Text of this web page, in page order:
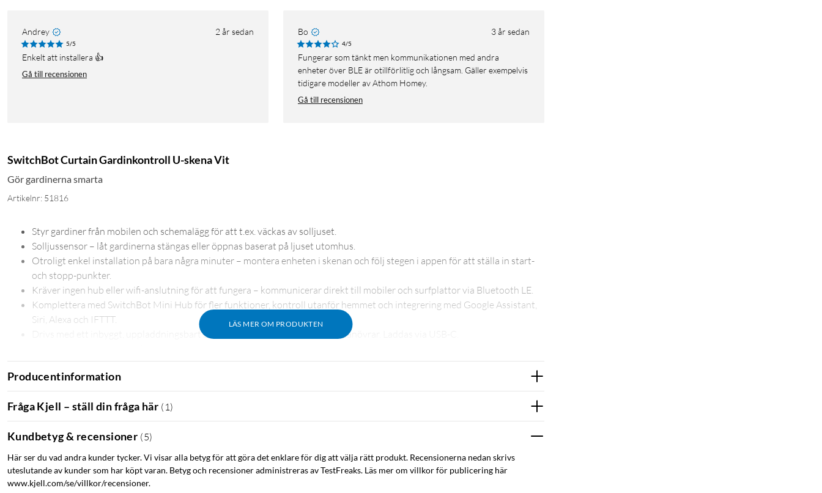
Andrey 2 år sedan
5/5
Enkelt att installera 👍
Gå till recensionen
Bo 3 år sedan
4/5
Fungerar som tänkt men kommunikationen med andra
enheter över BLE är otillförlitlig och långsam. Gäller exempelvis
tidigare modeller av Athom Homey.
Gå till recensionen
SwitchBot Curtain Gardinkontroll U-skena Vit
Gör gardinerna smarta
Artikelnr: 51816
LÄS MER OM PRODUKTEN
Styr gardiner från mobilen och schemalägg för att t.ex. väckas av solljuset.
Solljussensor – låt gardinerna stängas eller öppnas baserat på ljuset utomhus.
Otroligt enkel installation på bara några minuter – montera enheten i skenan och följ stegen i appen för att ställa in start-
och stopp-punkter.
Kräver ingen hub eller wifi-anslutning för att fungera – kommunicerar direkt till mobiler och surfplattor via Bluetooth LE.
Komplettera med SwitchBot Mini Hub för fler funktioner, kontroll utanför hemmet och integrering med Google Assistant,
Siri, Alexa och IFTTT.
Drivs med ett inbyggt, uppladdningsbart batteri som räcker till över 1000 manövrar. Laddas via USB-C.
Producentinformation
Fråga Kjell – ställ din fråga här ( 1 )
Kundbetyg & recensioner (5)
Här ser du vad andra kunder tycker. Vi visar alla betyg för att göra det enklare för dig att välja rätt produkt. Recensionerna nedan skrivs
uteslutande av kunder som har köpt varan. Betyg och recensioner administreras av TestFreaks. Läs mer om villkor för publicering här
www.kjell.com/se/villkor/recensioner.